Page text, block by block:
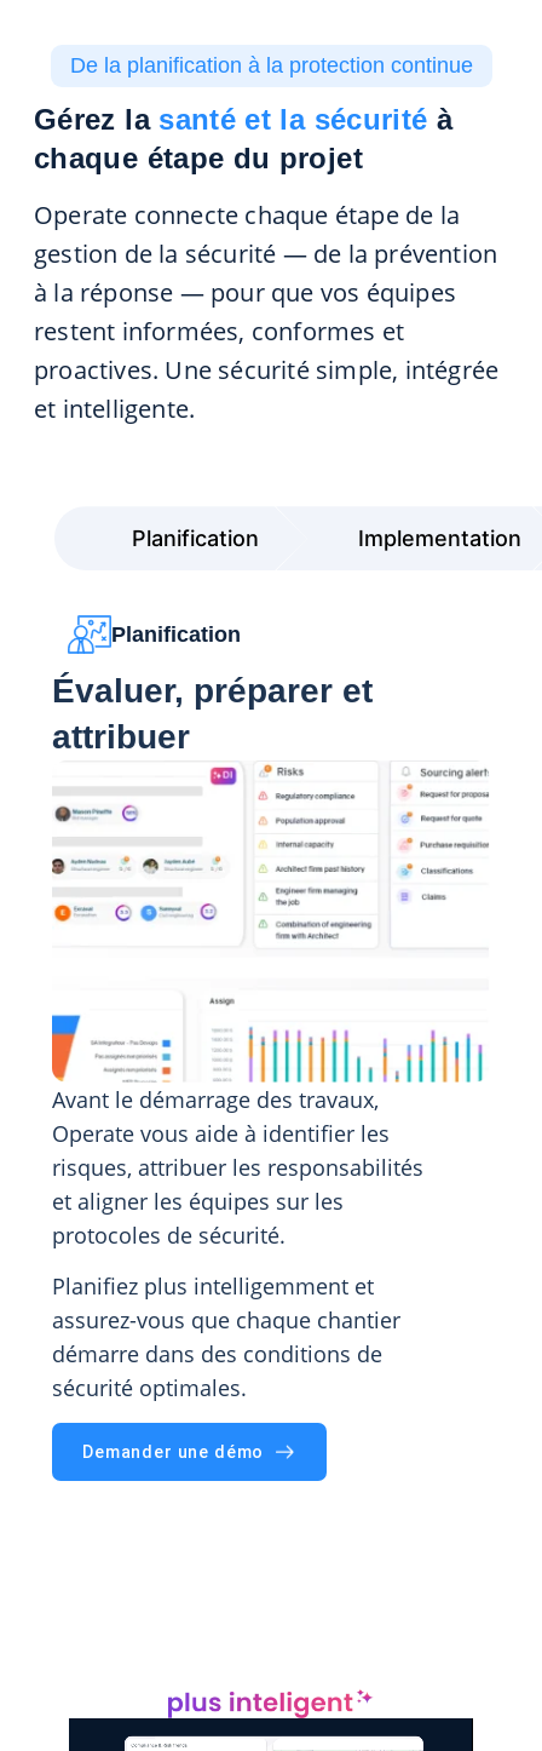
De la planification à la protection continue
Gérez la santé et la sécurité à
chaque étape du projet
Operate connecte chaque étape de la
gestion de la sécurité — de la prévention
à la réponse — pour que vos équipes
restent informées, conformes et
proactives. Une sécurité simple, intégrée
et intelligente.
Planification Implementation
Planification
Évaluer, préparer et
attribuer
Avant le démarrage des travaux,
Operate vous aide à identifier les
risques, attribuer les responsabilités
et aligner les équipes sur les
protocoles de sécurité.
Planifiez plus intelligemment et
assurez-vous que chaque chantier
démarre dans des conditions de
sécurité optimales.
Demander une démo